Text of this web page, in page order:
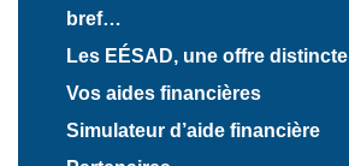
bref…
Les EÉSAD, une offre distincte
Vos aides financières
Simulateur d’aide financière